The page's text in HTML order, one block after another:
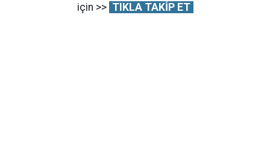
için >> TIKLA TAKİP ET